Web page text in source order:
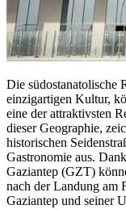
Die südostanatolische
einzigartigen Kultur,
eine der attraktivsten
dieser Geographie,
historischen
Gastronomie aus.
Gaziantep (GZT)
nach der Landung am
Gaziantep und seiner